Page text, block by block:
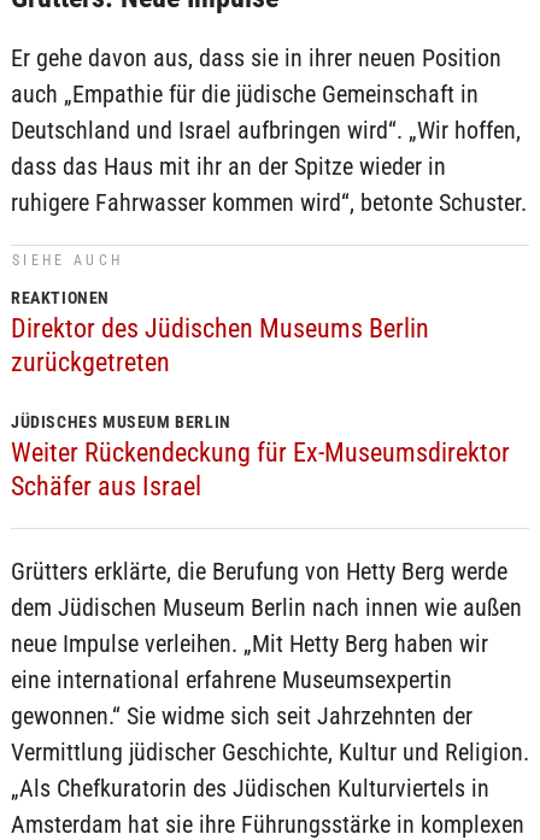
Er gehe davon aus, dass sie in ihrer neuen Position
auch „Empathie für die jüdische Gemeinschaft in
Deutschland und Israel aufbringen wird“. „Wir hoffen,
dass das Haus mit ihr an der Spitze wieder in
ruhigere Fahrwasser kommen wird“, betonte Schuster.
SIEHE AUCH
REAKTIONEN
Direktor des Jüdischen Museums Berlin
zurückgetreten
JÜDISCHES MUSEUM BERLIN
Weiter Rückendeckung für Ex-Museumsdirektor
Schäfer aus Israel
Grütters erklärte, die Berufung von Hetty Berg werde
dem Jüdischen Museum Berlin nach innen wie außen
neue Impulse verleihen. „Mit Hetty Berg haben wir
eine international erfahrene Museumsexpertin
gewonnen.“ Sie widme sich seit Jahrzehnten der
Vermittlung jüdischer Geschichte, Kultur und Religion.
„Als Chefkuratorin des Jüdischen Kulturviertels in
Amsterdam hat sie ihre Führungsstärke in komplexen